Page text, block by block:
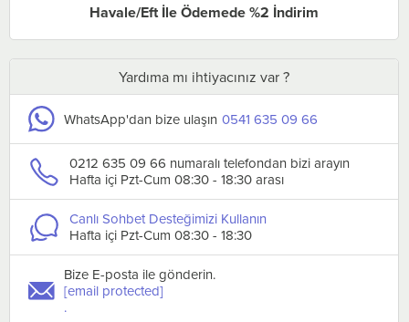
Havale/Eft İle Ödemede %2 İndirim
Yardıma mı ihtiyacınız var ?
WhatsApp'dan bize ulaşın 0541 635 09 66
0212 635 09 66 numaralı telefondan bizi arayın
Hafta içi Pzt-Cum 08:30 - 18:30 arası
Canlı Sohbet Desteğimizi Kullanın
Hafta içi Pzt-Cum 08:30 - 18:30
Bize E-posta ile gönderin.
[email protected]
.